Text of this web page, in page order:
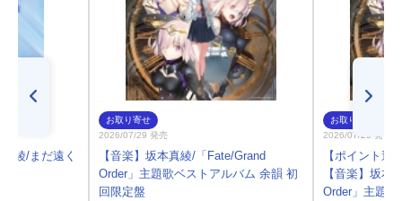
綾/まだ遠く
お取り寄せ
2026/07/29 発売
【音楽】坂本真綾/「Fate/Grand
Order」主題歌ベストアルバム 余韻 初
回限定盤
お取り寄せ
2026/07/29 発売
【ポイント還
【音楽】坂本
Order」主題